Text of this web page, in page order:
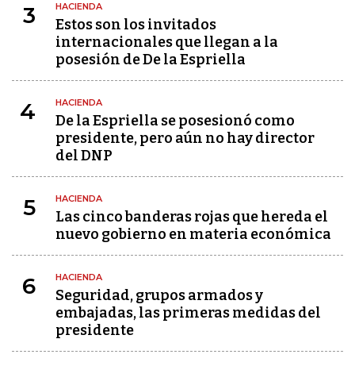
3 HACIENDA
Estos son los invitados
internacionales que llegan a la
posesión de De la Espriella
4 HACIENDA
De la Espriella se posesionó como
presidente, pero aún no hay director
del DNP
5 HACIENDA
Las cinco banderas rojas que hereda el
nuevo gobierno en materia económica
6 HACIENDA
Seguridad, grupos armados y
embajadas, las primeras medidas del
presidente